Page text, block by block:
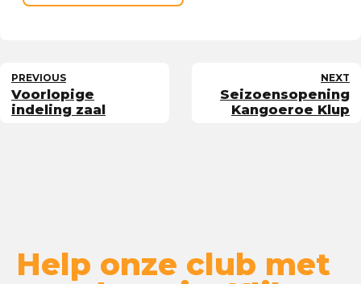
PREVIOUS
Voorlopige
indeling zaal
NEXT
Seizoensopening
Kangoeroe Klup
Help onze club met